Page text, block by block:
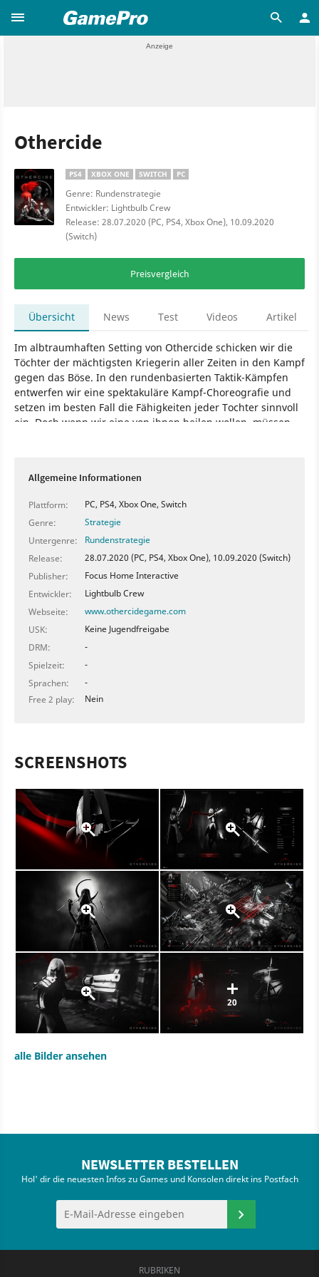
Othercide
PS4 XBOX ONE SWITCH PC
Genre: Rundenstrategie
Entwickler: Lightbulb Crew
Release: 28.07.2020 (PC, PS4, Xbox One), 10.09.2020
(Switch)
Preisvergleich
Übersicht News Test Videos Artikel
Im albtraumhaften Setting von Othercide schicken wir die
Töchter der mächtigsten Kriegerin aller Zeiten in den Kampf
gegen das Böse. In den rundenbasierten Taktik-Kämpfen
entwerfen wir eine spektakuläre Kampf-Choreografie und
setzen im besten Fall die Fähigkeiten jeder Tochter sinnvoll
ein. Doch wenn wir eine von ihnen heilen wollen, müssen
Allgemeine Informationen
Plattform:
PC, PS4, Xbox One, Switch
Genre:
Strategie
Untergenre:
Rundenstrategie
Release:
28.07.2020 (PC, PS4, Xbox One), 10.09.2020 (Switch)
Publisher:
Focus Home Interactive
Entwickler:
Lightbulb Crew
Webseite:
www.othercidegame.com
USK:
Keine Jugendfreigabe
DRM:
-
Spielzeit:
-
Sprachen:
-
Free 2 play:
Nein
SCREENSHOTS
20
alle Bilder ansehen
NEWSLETTER BESTELLEN
Hol' dir die neuesten Infos zu Games und Konsolen direkt ins Postfach
RUBRIKEN